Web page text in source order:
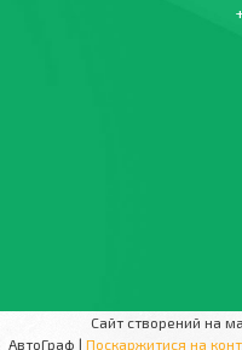
Сайт створений на
АвтоГраф | Поскаржитися на